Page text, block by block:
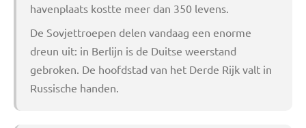
havenplaats kostte meer dan 350 levens.
De Sovjettroepen delen vandaag een enorme
dreun uit: in Berlijn is de Duitse weerstand
gebroken. De hoofdstad van het Derde Rijk valt in
Russische handen.